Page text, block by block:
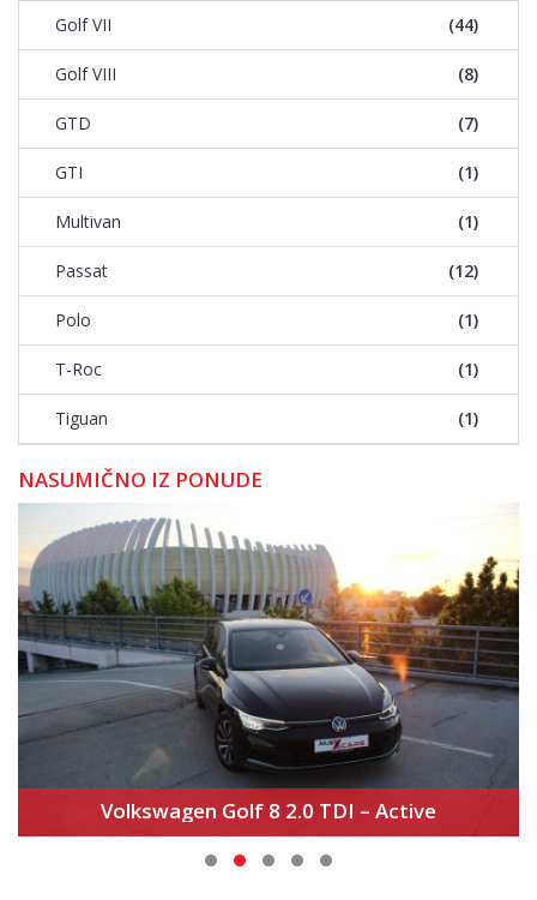
Golf VII (44)
Golf VIII (8)
GTD (7)
GTI (1)
Multivan (1)
Passat (12)
Polo (1)
T-Roc (1)
Tiguan (1)
NASUMIČNO IZ PONUDE
Volkswagen Golf 8 2.0 TDI – Active